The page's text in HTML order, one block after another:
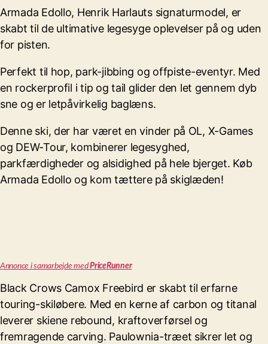
Armada Edollo, Henrik Harlauts signaturmodel, er
skabt til de ultimative legesyge oplevelser på og uden
for pisten.
Perfekt til hop, park-jibbing og offpiste-eventyr. Med
en rockerprofil i tip og tail glider den let gennem dyb
sne og er letpåvirkelig baglæns.
Denne ski, der har været en vinder på OL, X-Games
og DEW-Tour, kombinerer legesyghed,
parkfærdigheder og alsidighed på hele bjerget. Køb
Armada Edollo og kom tættere på skiglæden!
Annonce i samarbejde medPriceRunner
Black Crows Camox Freebird er skabt til erfarne
touring-skiløbere. Med en kerne af carbon og titanal
leverer skiene rebound, kraftoverførsel og
fremragende carving. Paulownia-træet sikrer let og